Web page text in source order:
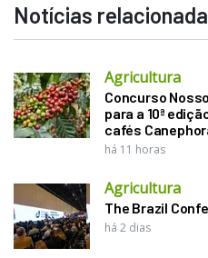
Notícias
Agricultura
Concurso
para a 10ª
cafés
há 11 horas
Agricultura
The Brazil
há 2 dias